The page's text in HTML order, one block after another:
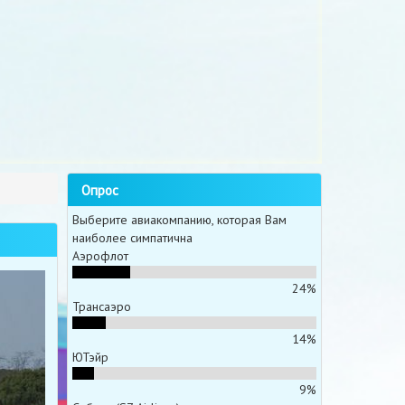
Опрос
Выберите авиакомпанию, которая Вам
наиболее симпатична
Аэрофлот
24%
Трансаэро
14%
ЮТэйр
9%